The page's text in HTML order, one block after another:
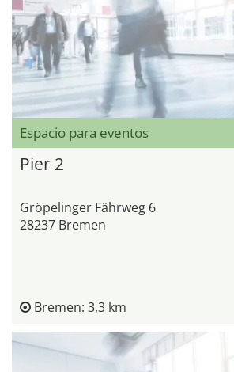
Espacio para eventos
Pier 2
Gröpelinger Fährweg 6
28237 Bremen
Bremen: 3,3 km